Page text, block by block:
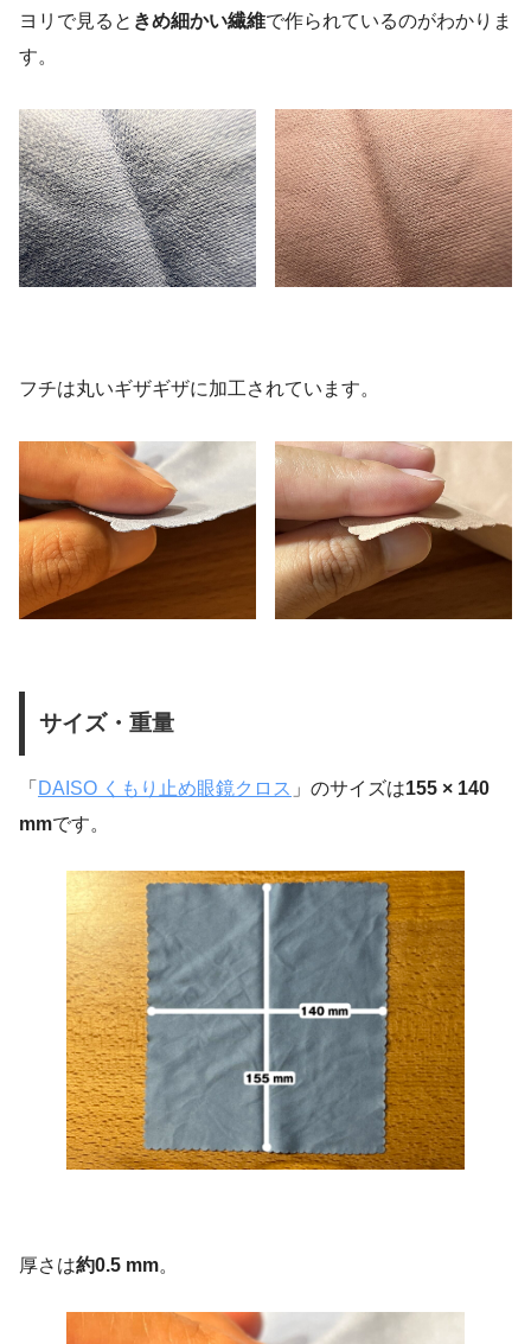
ヨリで見ると きめ細かい繊維で作られているのがわかりま
す。
フチは丸いギザギザに加工されています。
サイズ・重量
「 DAISO くもり止め眼鏡クロス 」のサイズは155 × 140
mmです。
厚さは約0.5 mm。